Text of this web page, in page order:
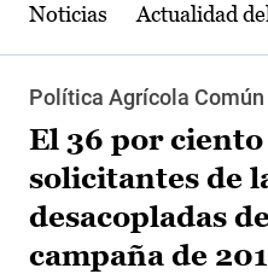
Noticias Actualidad
Política Agrícola Común
El 36 por ciento
solicitantes de
desacopladas
campaña de